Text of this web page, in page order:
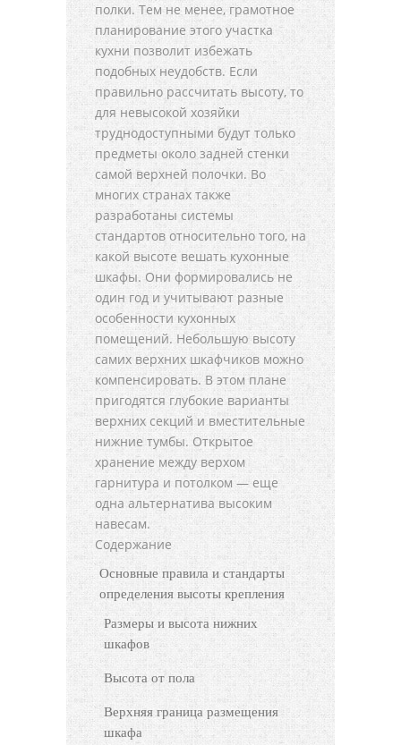
полки. Тем не менее, грамотное
планирование этого участка
кухни позволит избежать
подобных неудобств. Если
правильно рассчитать высоту, то
для невысокой хозяйки
труднодоступными будут только
предметы около задней стенки
самой верхней полочки. Во
многих странах также
разработаны системы
стандартов относительно того, на
какой высоте вешать кухонные
шкафы. Они формировались не
один год и учитывают разные
особенности кухонных
помещений. Небольшую высоту
самих верхних шкафчиков можно
компенсировать. В этом плане
пригодятся глубокие варианты
верхних секций и вместительные
нижние тумбы. Открытое
хранение между верхом
гарнитура и потолком — еще
одна альтернатива высоким
навесам.
Содержание
Основные правила и стандарты
определения высоты крепления
Размеры и высота нижних
шкафов
Высота от пола
Верхняя граница размещения
шкафа